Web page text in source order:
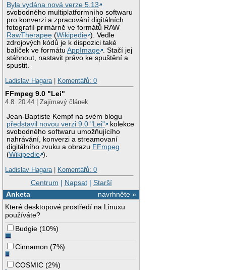
Byla vydána nová verze 5.13
svobodného multiplatformního softwaru
pro konverzi a zpracování digitálních
fotografií primárně ve formátů RAW
RawTherapee (Wikipedie ). Vedle
zdrojových kódů je k dispozici také
balíček ve formátuAppImage
. Stačí jej
stáhnout, nastavit právo ke spuštění a
spustit.
Ladislav Hagara | Komentářů: 0
FFmpeg 9.0 "Lei"
4.8. 20:44 | Zajímavý článek
Jean-Baptiste Kempf na svém blogu
představil novou verzi 9.0 "Lei"
kolekce
svobodného softwaru umožňujícího
nahrávání, konverzi a streamovaní
digitálního zvuku a obrazu FFmpeg
(Wikipedie ).
Ladislav Hagara | Komentářů: 0
Centrum | Napsat| Starší
navrhněte »
Anketa
Které desktopové prostředí na Linuxu
používáte?
Budgie (10%)
Cinnamon (7%)
COSMIC (2%)